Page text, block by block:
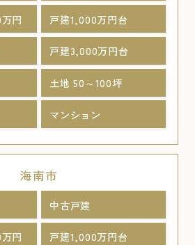
円 戸建1,000万円台
戸建3,000万円台
土地 50～100坪
マンション
海南市
中古戸建
円 戸建1,000万円台